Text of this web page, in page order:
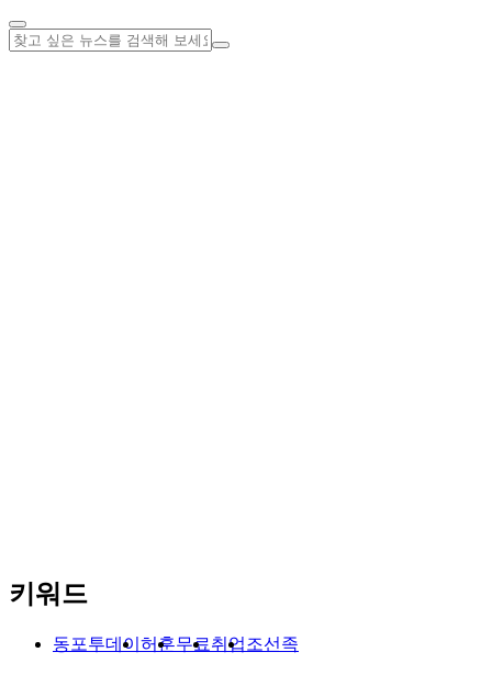
키워드
동포투데이 허훈무료취업조선족